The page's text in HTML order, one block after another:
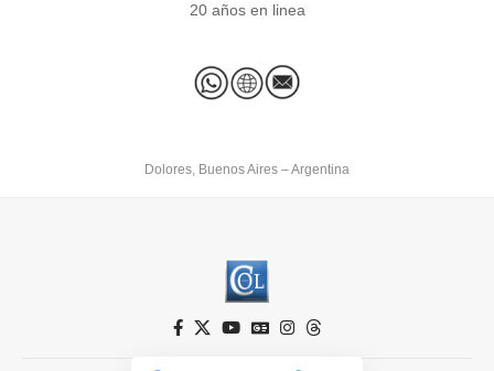
20 años en linea
Dolores, Buenos Aires – Argentina